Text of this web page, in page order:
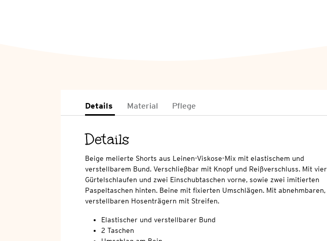
Details Material Pflege
Details
Beige melierte Shorts aus Leinen-Viskose-Mix mit elastischem und
verstellbarem Bund. Verschließbar mit Knopf und Reißverschluss. Mit vier
Gürtelschlaufen und zwei Einschubtaschen vorne, sowie zwei imitierten
Paspeltaschen hinten. Beine mit fixierten Umschlägen. Mit abnehmbaren,
verstellbaren Hosenträgern mit Streifen.
Elastischer und verstellbarer Bund
2 Taschen